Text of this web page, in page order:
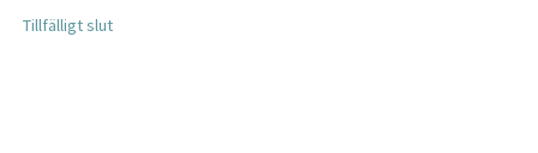
Tillfälligt slut